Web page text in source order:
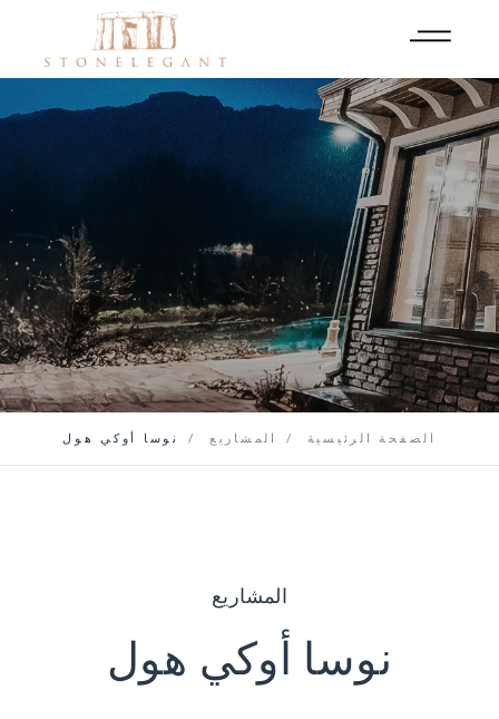
الصفحة الرئيسية المشاريع نوسا أوكي هول
المشاريع
نوسا أوكي هول